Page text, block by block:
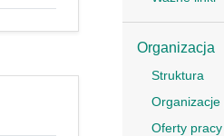
Organizacja
Struktura
Oferty pracy